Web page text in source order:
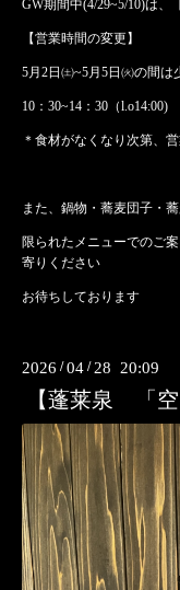
GW期間中(4/29~5/10)は
【営業時間の変更】
5月2日㈯~5月5日㈫の間
10：30~14：30（l.o14:00)
＊食材がなくなり次第、
また、鍋物・蕎麦団子・
限られたメニューでのご
寄りください
お待ちしております
2026 /04 / 28 20:09
【蓬莱泉 「